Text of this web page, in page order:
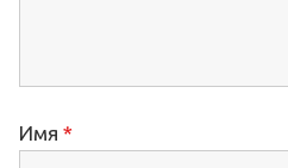
Имя *